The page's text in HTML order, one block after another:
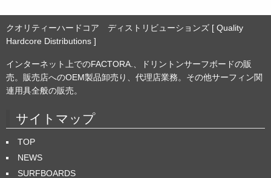
クオリティーハードコア ディストリビューションズ [ Quality
Hardcore Distributions ]
インターネット上でのFACTORA.、ドリントンサーフボードの販
売。販売店へのOEM製品卸売り、代理店業務。その他サーフィン関
連用具全般の販売。
サイトマップ
TOP
NEWS
SURFBOARDS